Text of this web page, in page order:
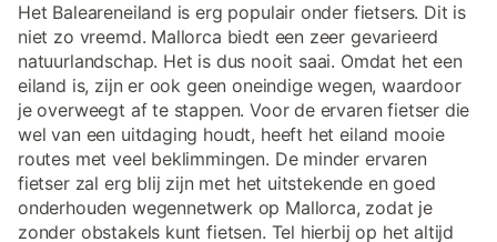
Het Baleareneiland is erg populair onder fietsers. Dit is
niet zo vreemd. Mallorca biedt een zeer gevarieerd
natuurlandschap. Het is dus nooit saai. Omdat het een
eiland is, zijn er ook geen oneindige wegen, waardoor
je overweegt af te stappen. Voor de ervaren fietser die
wel van een uitdaging houdt, heeft het eiland mooie
routes met veel beklimmingen. De minder ervaren
fietser zal erg blij zijn met het uitstekende en goed
onderhouden wegennetwerk op Mallorca, zodat je
zonder obstakels kunt fietsen. Tel hierbij op het altijd